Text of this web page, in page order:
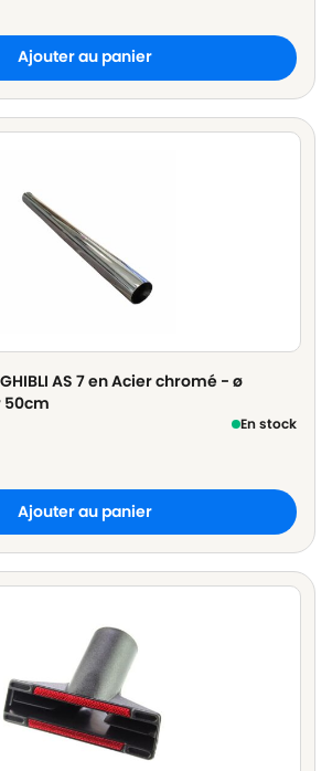
Ajouter au panier
AS 7 en Acier chromé - ø
50cm
En stock
Ajouter au panier